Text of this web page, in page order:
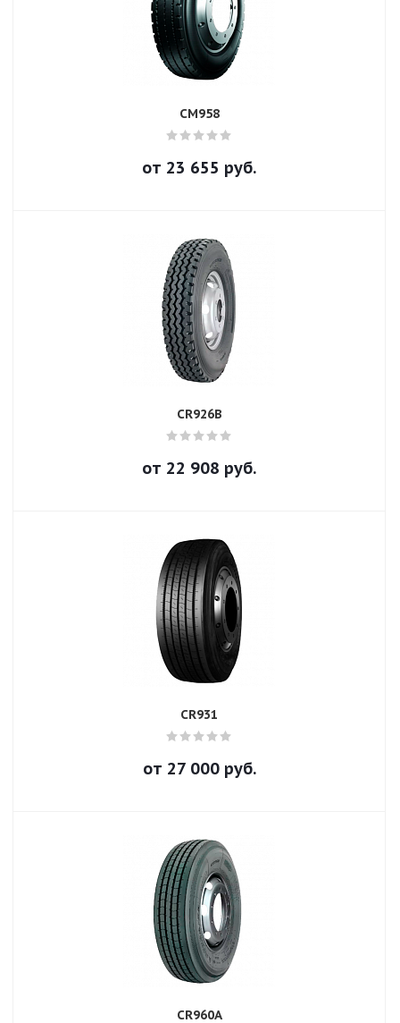
CM958
от 23 655 руб.
CR926B
от 22 908 руб.
CR931
от 27 000руб.
CR960A